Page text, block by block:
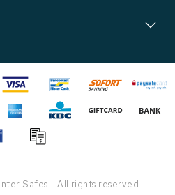
Safes - All rights reserved